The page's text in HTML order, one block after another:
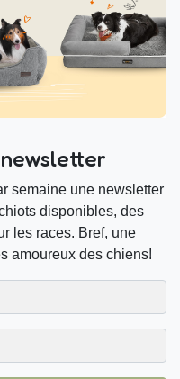
semaine une newsletter
disponibles, des
les races. Bref, une
amoureux des chiens!